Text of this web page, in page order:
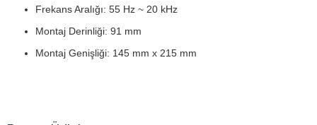
Frekans Aralığı: 55 Hz ~ 20 kHz
Montaj Derinliği: 91 mm
Montaj Genişliği: 145 mm x 215 mm